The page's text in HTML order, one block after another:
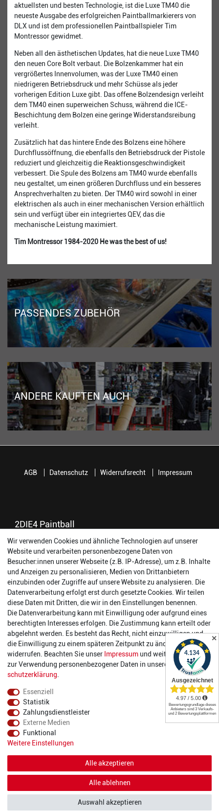
aktuellsten und besten Technologie, ist die Luxe TM40 die
neueste Ausgabe des erfolgreichen Paintballmarkierers von
DLX und ist dem professionellen Paintballspieler Tim
Montressor gewidmet.
Neben all den ästhetischen Updates, hat die neue Luxe TM40
den neuen Core Bolt verbaut. Die Bolzenkammer hat ein
vergrößertes Innenvolumen, was der Luxe TM40 einen
niedrigeren Betriebsdruck und mehr Schüsse als jeder
vorherigen Edition Luxe gibt. Das offene Bolzendesign verleiht
dem TM40 einen superweichen Schuss, während die ICE-
Beschichtung dem Bolzen eine geringe Widerstandsreibung
verleiht.
Zusätzlich hat das hintere Ende des Bolzens eine höhere
Durchflussöffnung, die ebenfalls den Betriebsdruck der Pistole
reduziert und gleichzeitig die Reaktionsgeschwindigkeit
verbessert. Die Spule des Bolzens am TM40 wurde ebenfalls
neu gestaltet, um einen größeren Durchfluss und ein besseres
Ansprechverhalten zu bieten. Der TM40 wird sowohl in einer
elektrischen als auch in einer mechanischen Version erhältlich
sein und verfügt über ein integriertes QEV, das die
mechanische Leistung maximiert.
Tim Montressor 1984-2020 He was the best of us!
PASSENDES ZUBEHÖR
ANDERE KAUFTEN AUCH
2DIE4 Paintball
56457 Westerburg
Reinhold-Ferger-Straße 26
order@2die4-sports.com
0 26 63/ 9 68 69 37
Öffnungszeiten
14:00 - 17:00 Uhr
Dienstag:
14:00 - 17:00 Uhr
Mittwoch:
14:00 - 17:00 Uhr
Donnerstag:
14:00 - 17:00 Uhr
14:00 - 19:00 Uhr
10:00 - 17:00 Uhr
AGB Datenschutz Widerrufsrecht Impressum
Wir verwenden Cookies und ähnliche Technologien auf unserer
Website und verarbeiten personenbezogene Daten von
Besucher:innen unserer Webseite (z.B. IP-Adresse), um z.B. Inhalte
und Anzeigen zu personalisieren, Medien von Drittanbietern
einzubinden oder Zugriffe auf unsere Website zu analysieren. Die
Datenverarbeitung erfolgt erst durch gesetzte Cookies. Wir teilen
diese Daten mit Dritten, die wir in den Einstellungen benennen.
Die Datenverarbeitung kann mit Einwilligung oder aufgrund eines
berechtigten Interesses erfolgen. Die Zustimmung kann erteilt oder
abgelehnt werden. Es besteht das Recht, nicht einzuwilligen und
die Einwilligung zu einem späteren Zeitpunkt zu ändern oder zu
widerrufen. Beachten Sie unser Impressum und weitere Hinweise
zur Verwendung personenbezogener Daten in unserer
Daten­
schutz­erklärung
Essenziell
Statistik
Zahlungsdienstleister
Externe Medien
Funktional
Weitere Einstellungen
Alle akzeptieren
Alle ablehnen
Auswahl akzeptieren
✕